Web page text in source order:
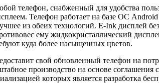
телефон, снабженный для удобства
Телефон работает на базе ОС
из обеих технологий. E-Ink дисплей
ему жидкокристаллический
куда более насыщенных цветов.
свой обновленный телефон на
производство на основе
которых является разработка